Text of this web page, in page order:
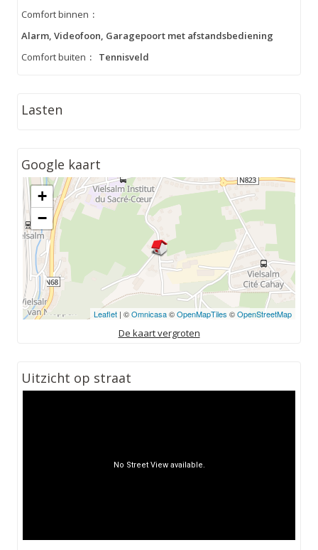
Comfort binnen :
Alarm, Videofoon, Garagepoort met afstandsbediening
Comfort buiten : Tennisveld
Lasten
Google kaart
+
−
Leaflet| ©Omnicasa©OpenMapTiles ©OpenStreetMap
De kaart vergroten
Uitzicht op straat